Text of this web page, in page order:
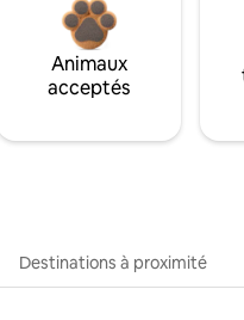
Animaux
acceptés
Destinations à proximité